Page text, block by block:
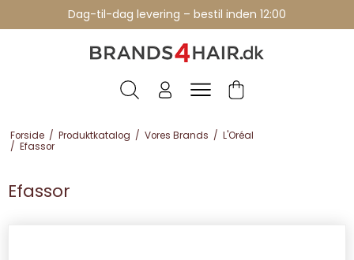
Dag-til-dag levering – bestil inden 12:00
Forside / Produktkatalog / Vores Brands / L'Oréal
/ Efassor
Efassor